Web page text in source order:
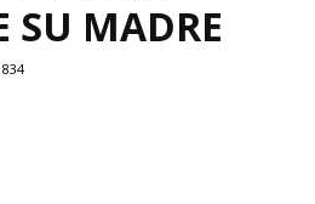
SU MADRE
834